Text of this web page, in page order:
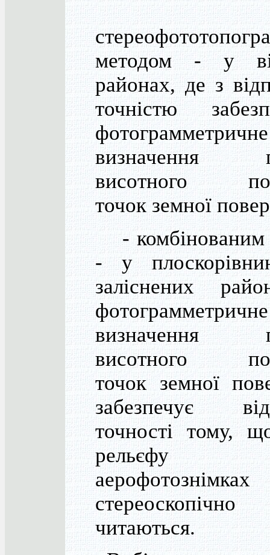
методом - у
районах, де з
точністю
фотограмметричне
визначення
висотного
точок земної
- комбінованим
- у
заліснених
фотограмметричне
визначення
висотного
точок земної
забезпечує
точності тому,
аерофотознімках
читаються.